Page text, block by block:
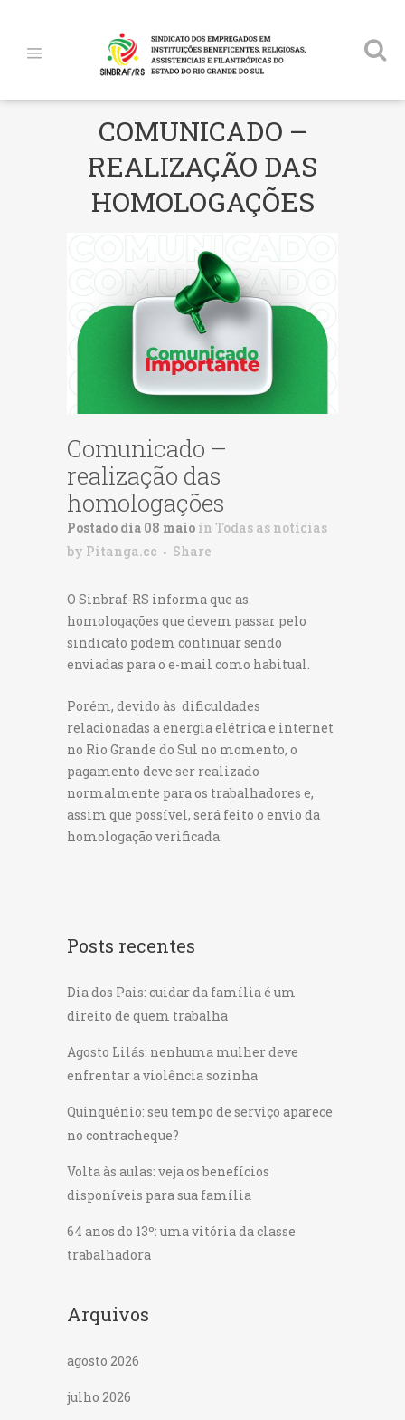
COMUNICADO –
REALIZAÇÃO DAS
HOMOLOGAÇÕES
Comunicado –
realização das
homologações
Postado dia 08 maio in Todas as notícias
by Pitanga.cc Share
O Sinbraf-RS informa que as
homologações que devem passar pelo
sindicato podem continuar sendo
enviadas para o e-mail como habitual.
Porém, devido às dificuldades
relacionadas a energia elétrica e internet
no Rio Grande do Sul no momento, o
pagamento deve ser realizado
normalmente para os trabalhadores e,
assim que possível, será feito o envio da
homologação verificada.
Posts recentes
Dia dos Pais: cuidar da família é um
direito de quem trabalha
Agosto Lilás: nenhuma mulher deve
enfrentar a violência sozinha
Quinquênio: seu tempo de serviço aparece
no contracheque?
Volta às aulas: veja os benefícios
disponíveis para sua família
64 anos do 13º: uma vitória da classe
trabalhadora
Arquivos
agosto 2026
julho 2026